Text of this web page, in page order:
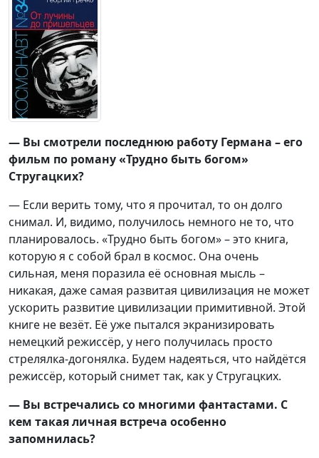
— Вы смотрели последнюю работу Германа – его
фильм по роману «Трудно быть богом»
Стругацких?
— Если верить тому, что я прочитал, то он долго
снимал. И, видимо, получилось немного не то, что
планировалось. «Трудно быть богом» – это книга,
которую я с собой брал в космос. Она очень
сильная, меня поразила её основная мысль –
никакая, даже самая развитая цивилизация не может
ускорить развитие цивилизации примитивной. Этой
книге не везёт. Её уже пытался экранизировать
немецкий режиссёр, у него получилась просто
стрелялка-догонялка. Будем надеяться, что найдётся
режиссёр, который снимет так, как у Стругацких.
— Вы встречались со многими фантастами. С
кем такая личная встреча особенно
запомнилась?